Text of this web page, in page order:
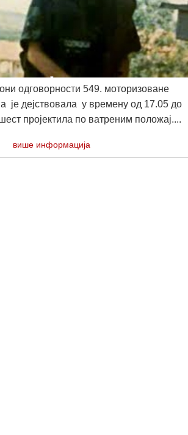
одговорности 549. моторизоване
је дејствовала у времену од 17.05 до
пројектила по ватреним положај....
више информација